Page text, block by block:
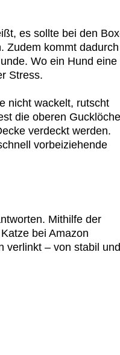
es sollte bei den
Zudem kommt dadurch
Wo ein Hund eine
Stress.
nicht wackelt, rutscht
die oberen
verdeckt werden.
vorbeiziehende
Mithilfe der
bei Amazon
verlinkt – von stabil und